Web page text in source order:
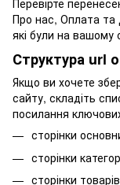
Про нас, Оплата та
які були на вашому
Структура url
Якщо ви хочете
сайту, складіть
посилання
сторінки
сторінки
сторінки